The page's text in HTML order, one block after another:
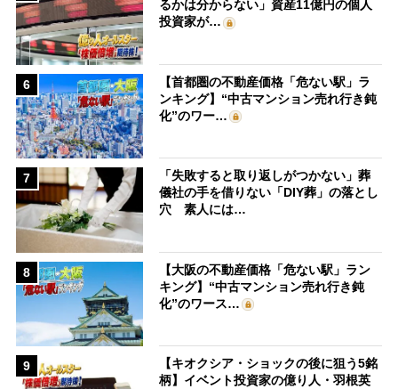
るかは分からない」資産11億円の個人
投資家が…
6
【首都圏の不動産価格「危ない駅」ラ
ンキング】“中古マンション売れ行き鈍
化”のワー…
7
「失敗すると取り返しがつかない」葬
儀社の手を借りない「DIY葬」の落とし
穴 素人には…
8
【大阪の不動産価格「危ない駅」ラン
キング】“中古マンション売れ行き鈍
化”のワース…
9
【キオクシア・ショックの後に狙う5銘
柄】イベント投資家の億り人・羽根英